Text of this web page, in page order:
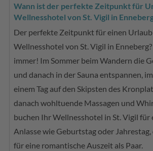
Wann ist der perfekte Zeitpunkt für
Wellnesshotel von St. Vigil in
Der perfekte Zeitpunkt für einen
Wellnesshotel von St. Vigil in
immer! Im Sommer beim Wandern die
und danach in der Sauna entspannen,
einem Tag auf den Skipsten des
danach wohltuende Massagen und
buchen Ihr Wellnesshotel in St. Vigil für
Anlasse wie Geburtstag oder
für eine romantische Auszeit als Paar.